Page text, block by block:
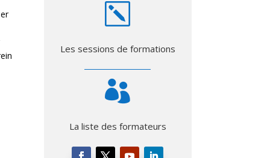
k
Les sessions de formations

La liste des formateurs